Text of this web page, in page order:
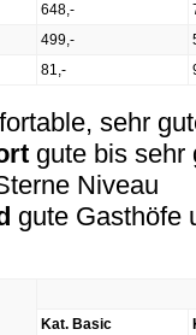
648,-
499,-
81,-
sehr
gute bis sehr
Niveau
gute Gasthöfe
Kat. Basic